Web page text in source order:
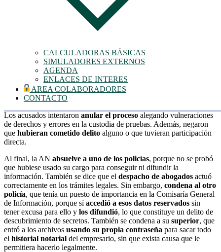
CALCULADORAS BÁSICAS
SIMULADORES EXTERNOS
AGENDA
ENLACES DE INTERES
AREA COLABORADORES
CONTACTO
empresario, en la que participaron
abogados
vinculado a un grupo empresarial y varios
sin justificación legal, ainformación muy reservada
empresario, que estaba custodiada por el Órgano Centralizado de
Prevención del Consejo General del Notariado (donde se recopilan
escrituras públicas, entre otros datos delicados). Esa información,
que solo debería usarse si hay una autorización concreta para ello,
fue inclusoenviada a terceros
Los acusados intentaron anular el proceso alegando vulneraciones
de derechos y errores en la custodia de pruebas. Además, negaron
que hubieran cometido delito alguno o que tuvieran participación
directa.
Al final, la AN absuelve a uno de los policías, porque no se probó
que hubiese usado su cargo para conseguir ni difundir la
información. También se dice que el despacho de abogados actuó
correctamente en los trámites legales. Sin embargo, condena al otro
policía, que tenía un puesto de importancia en la Comisaría General
de Información, porque síaccedió a esos datos reservados sin
tener excusa para ello y los difundió, lo que constituye un delito de
descubrimiento de secretos. También se condena a su superior, que
entró a los archivos usando su propia contraseña para sacar todo
el historial notarial del empresario, sin que exista causa que le
permitiera hacerlo legalmente.